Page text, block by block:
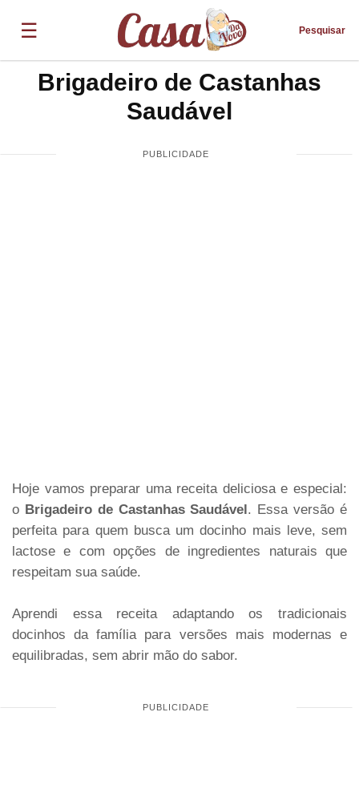
☰ Pesquisar
Brigadeiro de Castanhas
Saudável
Hoje vamos preparar uma receita deliciosa e especial:
o Brigadeiro de Castanhas Saudável. Essa versão é
perfeita para quem busca um docinho mais leve, sem
lactose e com opções de ingredientes naturais que
respeitam sua saúde.
Aprendi essa receita adaptando os tradicionais
docinhos da família para versões mais modernas e
equilibradas, sem abrir mão do sabor.